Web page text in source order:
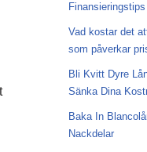
Finansieringstips
Vad kostar det
som påverkar
Bli Kvitt Dyre
Sänka Dina
Baka In
Nackdelar